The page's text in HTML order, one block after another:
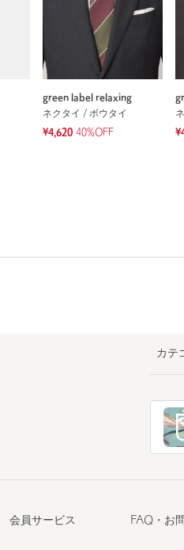
green label relaxing
ネクタイ / ボウタイ
¥4,620 40%OFF
カテ
会員サービス FAQ・お